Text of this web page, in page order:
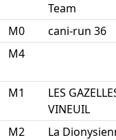
Team
M0
cani-run 36
M4
M1
LES
VINEUIL
M2
La